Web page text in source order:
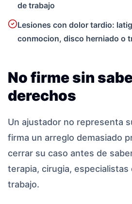
de trabajo
Lesiones con dolor tardio:
conmocion, disco herniado o
No firme sin
derechos
Un ajustador no representa
firma un arreglo demasiado
cerrar su caso antes de
terapia, cirugia,
trabajo.